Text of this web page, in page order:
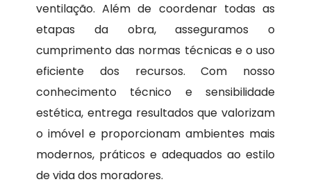
ventilação. Além de coordenar todas as
etapas da obra, asseguramos o
cumprimento das normas técnicas e o uso
eficiente dos recursos. Com nosso
conhecimento técnico e sensibilidade
estética, entrega resultados que valorizam
o imóvel e proporcionam ambientes mais
modernos, práticos e adequados ao estilo
de vida dos moradores.